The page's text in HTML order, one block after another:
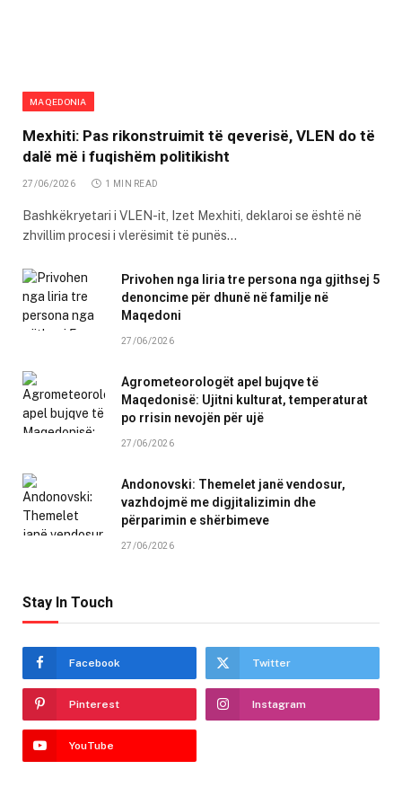
MAQEDONIA
Mexhiti: Pas rikonstruimit të qeverisë, VLEN do të
dalë më i fuqishëm politikisht
27/06/2026 1 MIN READ
Bashkëkryetari i VLEN-it, Izet Mexhiti, deklaroi se është në
zhvillim procesi i vlerësimit të punës…
Privohen nga liria tre persona nga gjithsej 5
denoncime për dhunë në familje në
Maqedoni
27/06/2026
Agrometeorologët apel bujqve të
Maqedonisë: Ujitni kulturat, temperaturat
po rrisin nevojën për ujë
27/06/2026
Andonovski: Themelet janë vendosur,
vazhdojmë me digjitalizimin dhe
përparimin e shërbimeve
27/06/2026
Stay In Touch
Facebook Twitter
Pinterest Instagram
YouTube